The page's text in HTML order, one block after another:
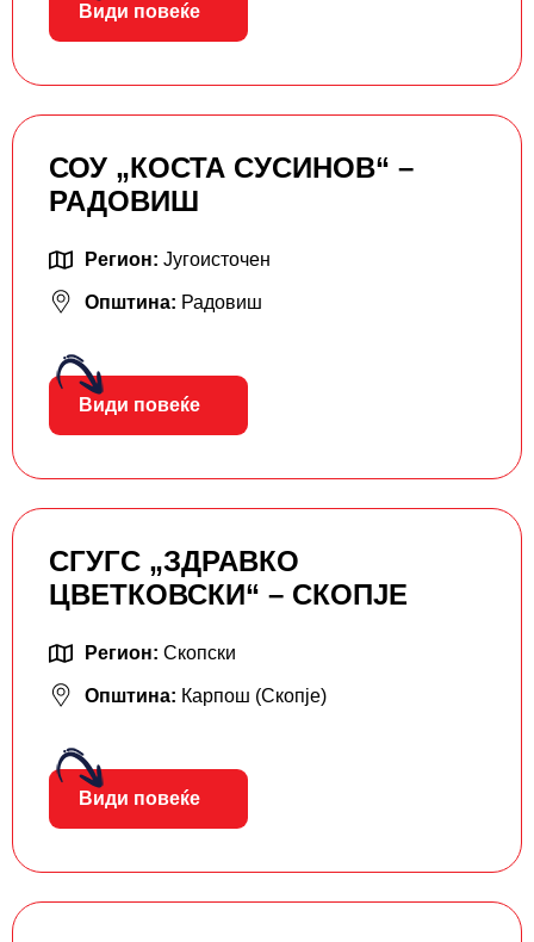
Види повеќе
СОУ „КОСТА СУСИНОВ“ –
РАДОВИШ
Регион: Југоисточен
Општина: Радовиш
Види повеќе
СГУГС „ЗДРАВКО
ЦВЕТКОВСКИ“ – СКОПЈЕ
Регион: Скопски
Општина: Карпош (Скопје)
Види повеќе